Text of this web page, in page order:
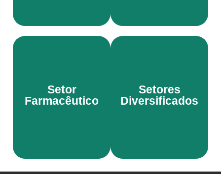
Setor
Farmacêutico
velocidade e de
Setores
Diversificados
Economize e embale
diversos produtos.